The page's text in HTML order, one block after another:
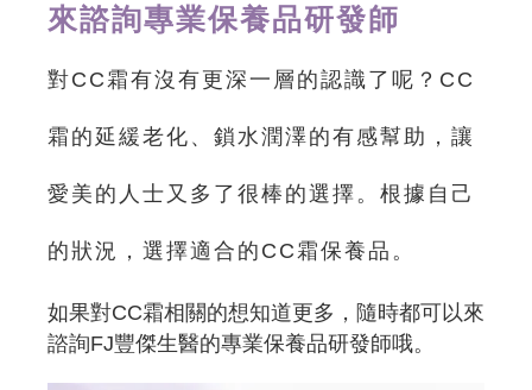
來諮詢專業保養品研發師
對CC霜有沒有更深一層的認識了呢？CC
霜的延緩老化、鎖水潤澤的有感幫助，讓
愛美的人士又多了很棒的選擇。根據自己
的狀況，選擇適合的CC霜保養品。
如果對CC霜相關的想知道更多，隨時都可以來
諮詢FJ豐傑生醫的專業保養品研發師哦。